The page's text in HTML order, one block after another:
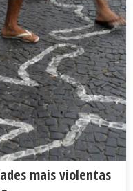
mais violentas